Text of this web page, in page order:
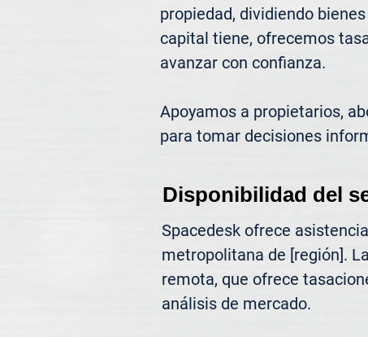
propiedad, dividiendo
capital tiene, ofrecemos
avanzar con confianza.
Apoyamos a propietarios,
para tomar decisiones
Disponibilidad del
Spacedesk ofrece
metropolitana de [región].
remota, que ofrece
análisis de mercado.